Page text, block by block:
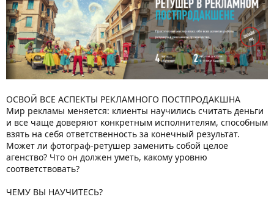
ОСВОЙ ВСЕ АСПЕКТЫ РЕКЛАМНОГО ПОСТПРОДАКШНА
Мир рекламы меняется: клиенты научились считать деньги
и все чаще доверяют конкретным исполнителям, способным
взять на себя ответственность за конечный результат.
Может ли фотограф-ретушер заменить собой целое
агенство? Что он должен уметь, какому уровню
соответствовать?
ЧЕМУ ВЫ НАУЧИТЕСЬ?